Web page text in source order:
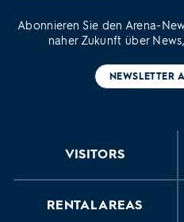
Abonnieren Sie den Arena-
naher Zukunft über
NEWSLETTER
VISITORS
RENTAL AREAS